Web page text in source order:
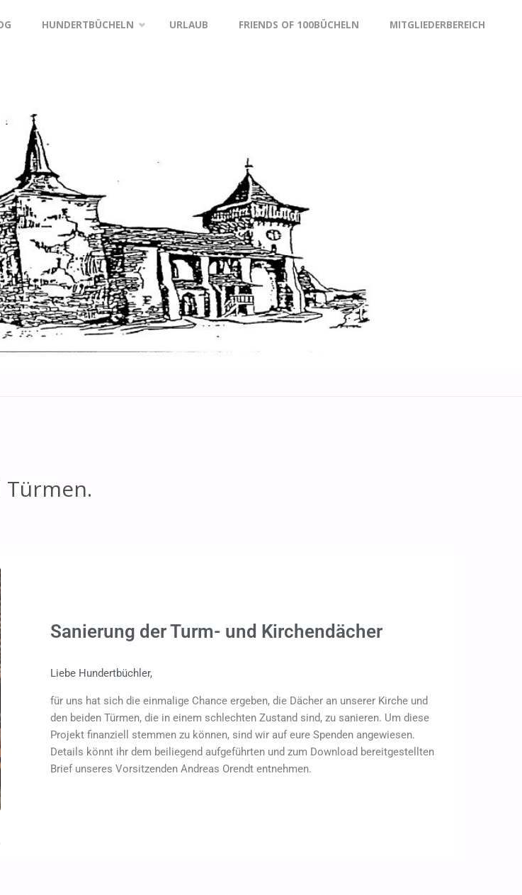
HUNDERTBÜCHELN URLAUB FRIENDS OF 100BÜCHELN MITGLIEDERBEREICH
Türmen.
Sanierung der Turm- und Kirchendächer
Liebe Hundertbüchler,
für uns hat sich die einmalige Chance ergeben, die Dächer an unserer Kirche und
den beiden Türmen, die in einem schlechten Zustand sind, zu sanieren. Um diese
Projekt finanziell stemmen zu können, sind wir auf eure Spenden angewiesen.
Details könnt ihr dem beiliegend aufgeführten und zum Download bereitgestellten
Brief unseres Vorsitzenden Andreas Orendt entnehmen.